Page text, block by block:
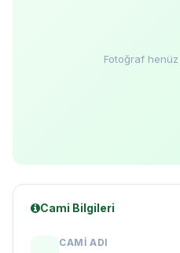
Fotoğraf
Cami Bilgileri
CAMI ADI